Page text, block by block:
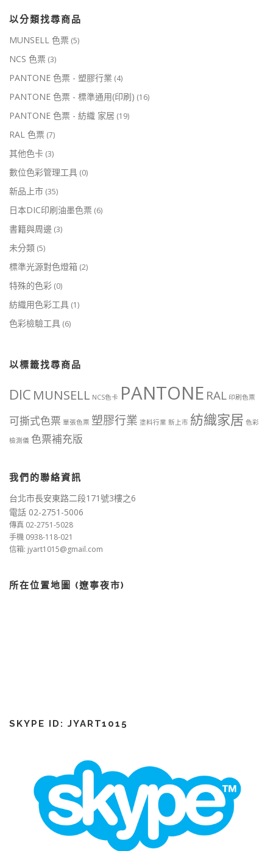
字:
以分類找尋商品
MUNSELL 色票 (5)
NCS 色票 (3)
PANTONE 色票 - 塑膠行業 (4)
PANTONE 色票 - 標準通用(印刷) (16)
PANTONE 色票 - 紡織 家居 (19)
RAL 色票 (7)
其他色卡 (3)
數位色彩管理工具 (0)
新品上市 (35)
日本DIC印刷油墨色票 (6)
書籍與周邊 (3)
未分類 (5)
標準光源對色燈箱 (2)
特殊的色彩 (0)
紡織用色彩工具 (1)
色彩檢驗工具 (6)
以標籤找尋商品
DIC MUNSELL NCS色卡 PANTONE RAL 印刷色票
可撕式色票 單張色票 塑膠行業 塗料行業 新上市 紡織家居 色彩
檢測儀 色票補充版
我們的聯絡資訊
台北市長安東路二段171號3樓之6
電話 02-2751-5006
傳真 02-2751-5028
手機 0938-118-021
信箱: jyart1015@gmail.com
所在位置地圖 (遼寧夜市)
SKYPE ID: JYART1015